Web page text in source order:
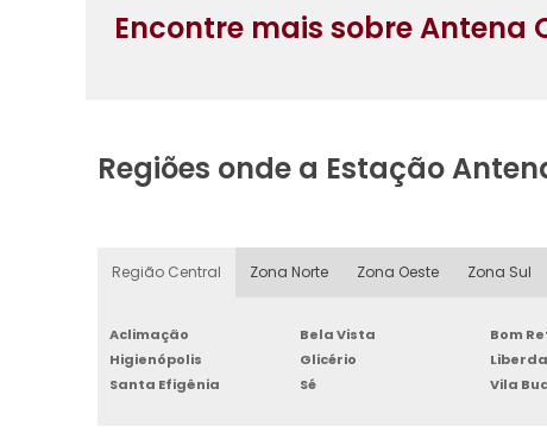
Encontre mais sobre Antena
Regiões onde a Estação
Região Central Zona Norte Zona Oeste Zona Sul
Aclimação Bela Vista Bom
Higienópolis
Glicério
Santa Efigênia
Sé Vila